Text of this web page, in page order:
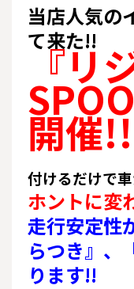
当店人気の
て来た!!
『リ
開催!!
付けるだけで
ホントに変
走行安定性
らつき』、
ります!!